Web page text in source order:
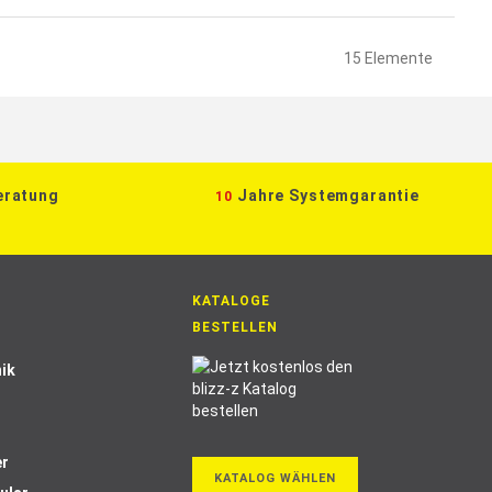
15 Elemente
10 Jahre Systemgarantie
KATALOGE
BESTELLEN
KATALOG WÄHLEN